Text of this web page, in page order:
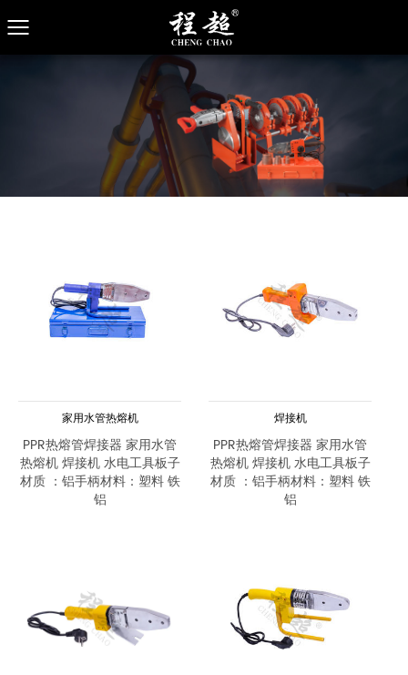
家用水管热熔机
PPR热熔管焊接器 家用水管
热熔机 焊接机 水电工具板子
材质 ：铝手柄材料：塑料 铁
铝
焊接机
PPR热熔管焊接器 家用水管
热熔机 焊接机 水电工具板子
材质 ：铝手柄材料：塑料 铁
铝